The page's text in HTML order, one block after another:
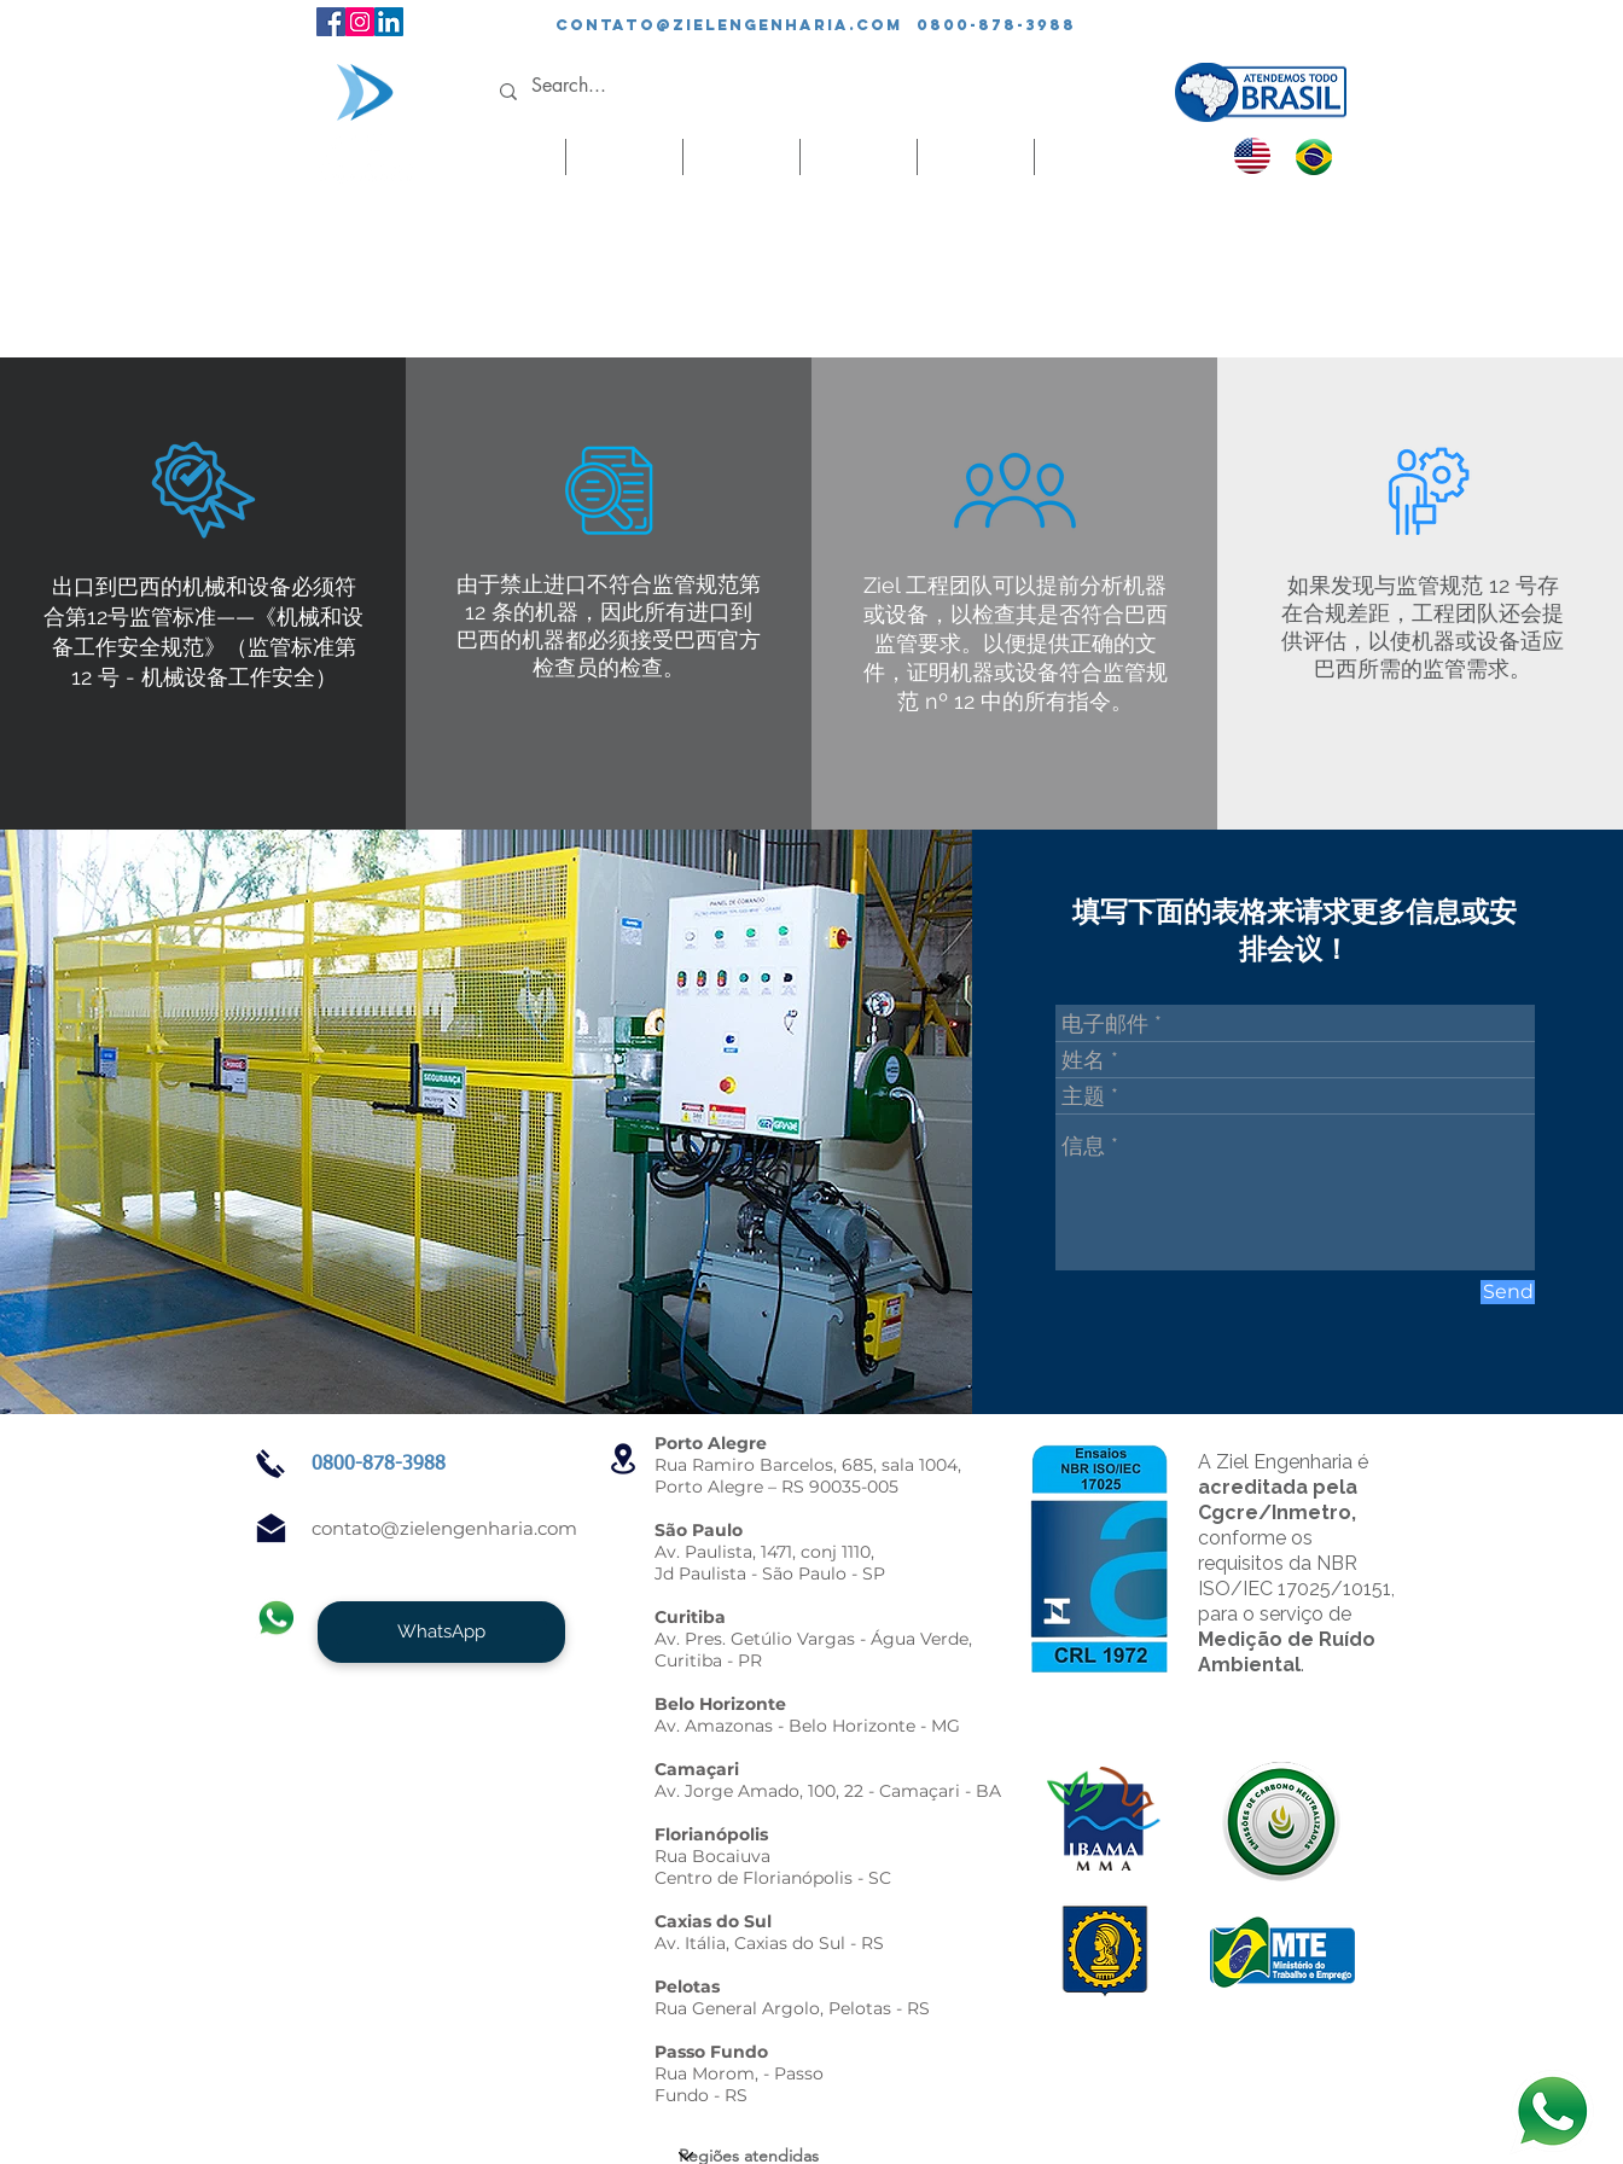
contato@zielengenharia.com 0800-878-3988
出口到巴西的机械和设备必须符
合第12号监管标准——《机械和设
备工作安全规范》（监管标准第
12 号 - 机械设备工作安全）
由于禁止进口不符合监管规范第
12 条的机器，因此所有进口到
巴西的机器都必须接受巴西官方
检查员的检查。
Ziel 工程团队可以提前分析机器
或设备，以检查其是否符合巴西
监管要求。以便提供正确的文
件，证明机器或设备符合监管规
范 nº 12 中的所有指令。
如果发现与监管规范 12 号存
在合规差距，工程团队还会提
供评估，以使机器或设备适应
巴西所需的监管需求。
填写下面的表格来请求更多信息或安
排会议！
Send
0800-878-3988
contato@zielengenharia.com
WhatsApp
A Ziel Engenharia é
acreditada pela
Cgcre/Inmetro,
conforme os
requisitos da NBR
ISO/IEC 17025/10151,
para o serviço de
Medição de Ruído
Ambiental.
Porto Alegre
Rua Ramiro Barcelos, 685, sala 1004,
Porto Alegre – RS 90035-005
São Paulo
Av. Paulista, 1471, conj 1110,
Jd Paulista - São Paulo - SP
Curitiba
Av. Pres. Getúlio Vargas - Água Verde,
Curitiba - PR
Belo Horizonte
Av. Amazonas - Belo Horizonte - MG
Camaçari
Av. Jorge Amado, 100, 22 - Camaçari - BA
Florianópolis
Rua Bocaiuva
Centro de Florianópolis - SC
Caxias do Sul
Av. Itália, Caxias do Sul - RS
Pelotas
Rua General Argolo, Pelotas - RS
Passo Fundo
Rua Morom, - Passo
Fundo - RS